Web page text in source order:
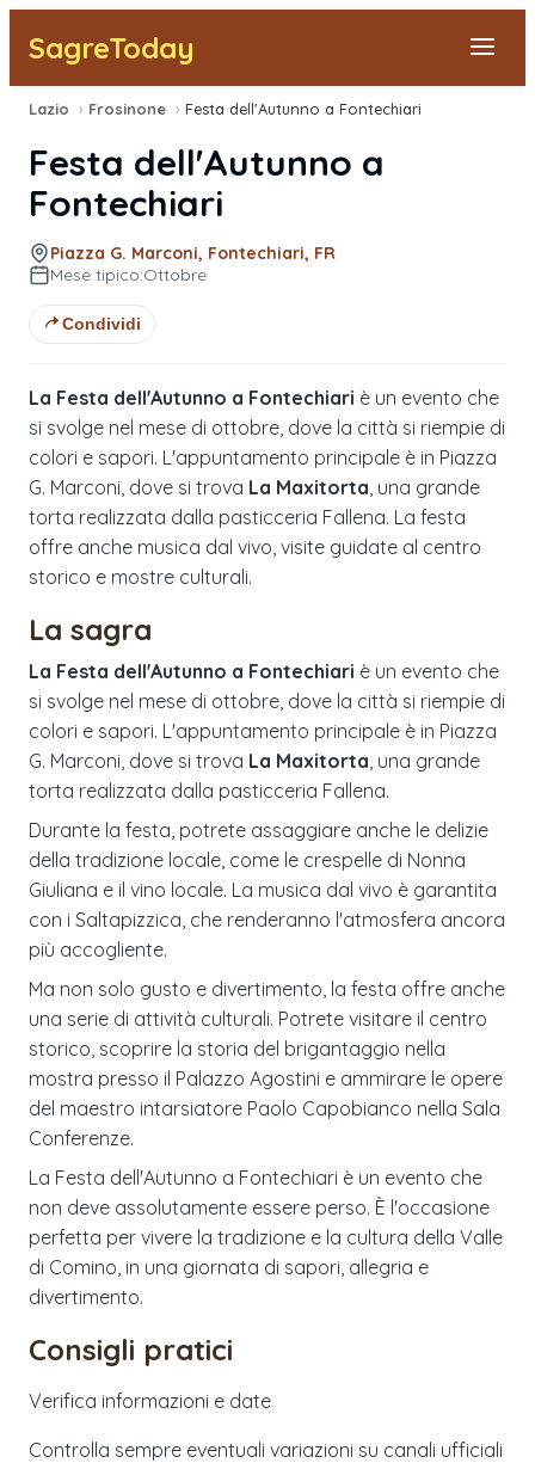
SagreToday
Segnala una sagra
Tutte le Sagre
Vicino a Me
Lazio › Frosinone › Festa dell'Autunno a Fontechiari
Festa dell'Autunno a
Fontechiari
Piazza G. Marconi, Fontechiari, FR
Mese tipico:Ottobre
Condividi
La Festa dell'Autunno a Fontechiari è un evento che
si svolge nel mese di ottobre, dove la città si riempie di
colori e sapori. L'appuntamento principale è in Piazza
G. Marconi, dove si trova La Maxitorta , una grande
torta realizzata dalla pasticceria Fallena. La festa
offre anche musica dal vivo, visite guidate al centro
storico e mostre culturali.
La sagra
La Festa dell'Autunno a Fontechiari è un evento che
si svolge nel mese di ottobre, dove la città si riempie di
colori e sapori. L'appuntamento principale è in Piazza
G. Marconi, dove si trova La Maxitorta , una grande
torta realizzata dalla pasticceria Fallena.
Durante la festa, potrete assaggiare anche le delizie
della tradizione locale, come le crespelle di Nonna
Giuliana e il vino locale. La musica dal vivo è garantita
con i Saltapizzica, che renderanno l'atmosfera ancora
più accogliente.
Ma non solo gusto e divertimento, la festa offre anche
una serie di attività culturali. Potrete visitare il centro
storico, scoprire la storia del brigantaggio nella
mostra presso il Palazzo Agostini e ammirare le opere
del maestro intarsiatore Paolo Capobianco nella Sala
Conferenze.
La Festa dell'Autunno a Fontechiari è un evento che
non deve assolutamente essere perso. È l'occasione
perfetta per vivere la tradizione e la cultura della Valle
di Comino, in una giornata di sapori, allegria e
divertimento.
Consigli pratici
Verifica informazioni e date
Controlla sempre eventuali variazioni su canali ufficiali